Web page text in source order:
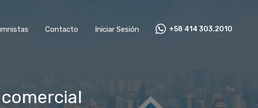
Contacto Iniciar Sesión +58 414 303.2010